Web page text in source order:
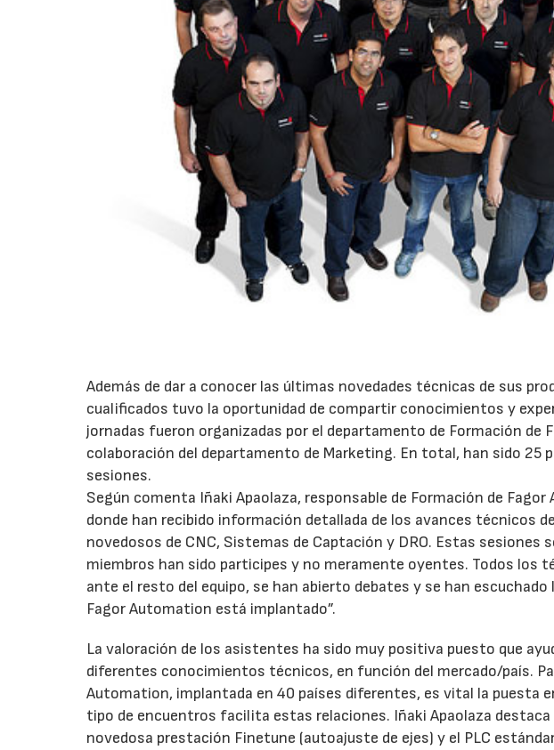
Además de dar a conocer las últimas novedades técnicas de sus
cualificados tuvo la oportunidad de compartir conocimientos y
jornadas fueron organizadas por el departamento de Formación de
colaboración del departamento de Marketing. En total, han sido 25
sesiones.
Según comenta Iñaki Apaolaza, responsable de Formación de
donde han recibido información detallada de los avances técnicos
novedosos de CNC, Sistemas de Captación y DRO. Estas sesiones
miembros han sido participes y no meramente oyentes. Todos los
ante el resto del equipo, se han abierto debates y se han
Fagor Automation está implantado”.
La valoración de los asistentes ha sido muy positiva puesto que
diferentes conocimientos técnicos, en función del mercado/país.
Automation, implantada en 40 países diferentes, es vital la puesta
tipo de encuentros facilita estas relaciones. Iñaki Apaolaza
novedosa prestación Finetune (autoajuste de ejes) y el PLC